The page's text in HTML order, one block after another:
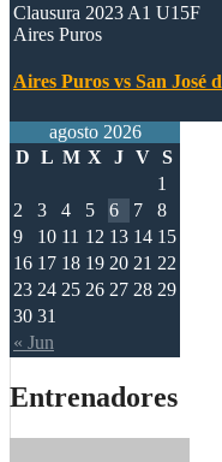
Clausura 2023 A1 U15F
Aires Puros
Aires Puros vs San José
agosto 2026
D L M X J V S
« Jun
1
2
3 4 5 6 7
8
9
10 11 12 13 14 15
16 17 18 19 20 21 22
23 24 25 26 27 28 29
30 31
Entrenadores